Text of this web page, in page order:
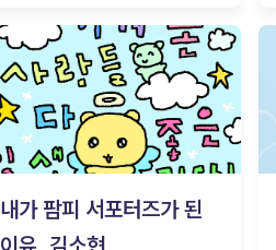
내가 팜피 서포터즈가 된